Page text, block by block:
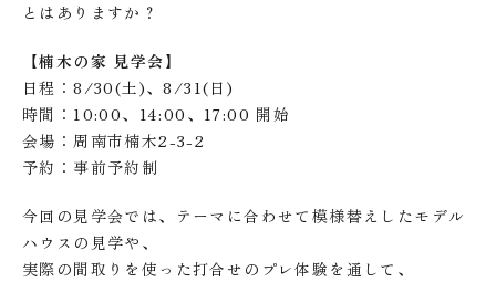
とはありますか？
【楠木の家 見学会】
日程：8/30(土)、8/31(日)
時間：10:00、14:00、17:00 開始
会場：周南市楠木2-3-2
予約：事前予約制
今回の見学会では、テーマに合わせて模様替えしたモデル
ハウスの見学や、
実際の間取りを使った打合せのプレ体験を通して、